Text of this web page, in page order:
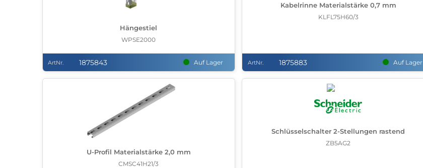
Hängestiel
WPSE2000
ArtNr. 1875843 Auf Lager
Kabelrinne Materialstärke 0,7 mm
KLFL75H60/3
ArtNr. 1875883 Auf Lager
U-Profil Materialstärke 2,0 mm
CMSC41H21/3
Schlüsselschalter 2-Stellungen rastend
ZB5AG2